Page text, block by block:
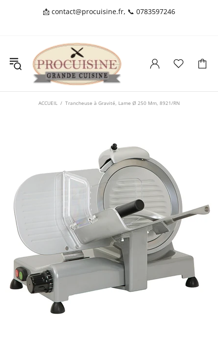
📩 contact@procuisine.fr, 📞 0783597246
ACCUEIL Trancheuse à Gravité, Lame Ø 250 Mm, 8921/RN